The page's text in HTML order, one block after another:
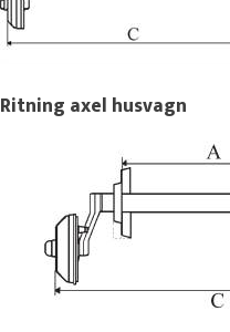
Ritning axel husvagn